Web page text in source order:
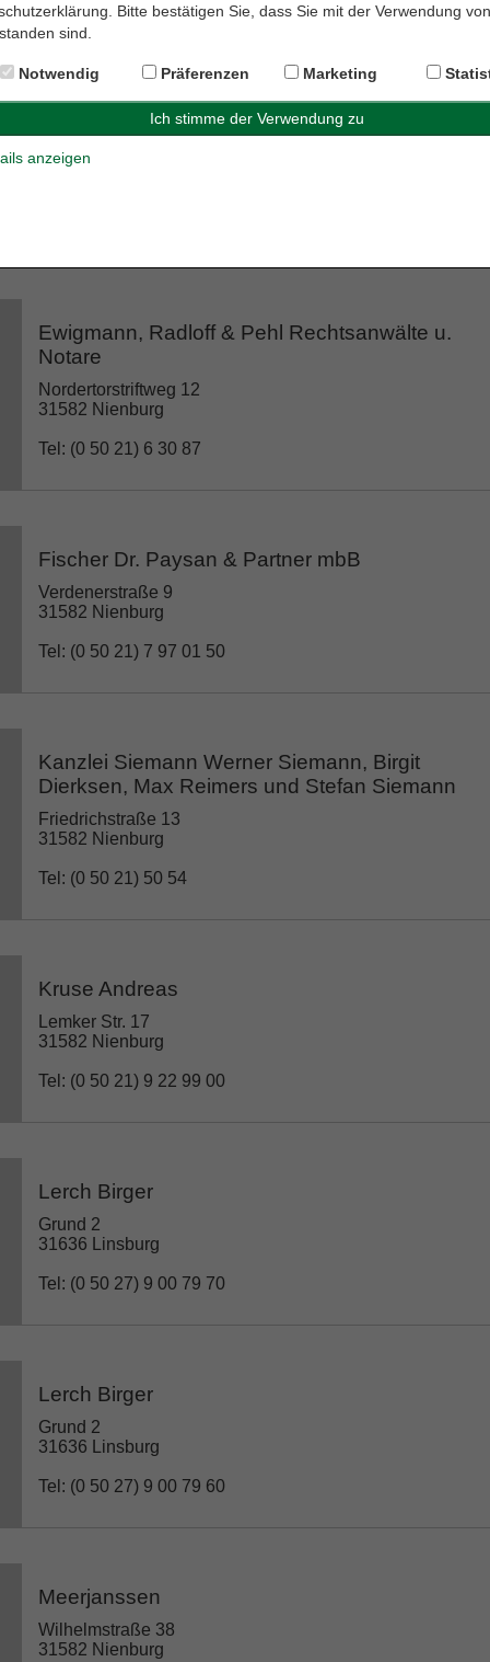
Bitte bestätigen Sie, dass Sie mit der Verwendung
sind.
Notwendig Präferenzen Marketing
anzeigen
Tel: (0 50 21) 6 00 28 08
Dr. Genthe & Dr. Hornauer GbR
Kirchplatz 10a
Ewigmann, Radloff & Pehl Rechtsanwälte u.
Notare
Nordertorstriftweg 12
31582 Nienburg
Tel: (0 50 21) 6 30 87
Fischer Dr. Paysan & Partner mbB
Verdenerstraße 9
31582 Nienburg
Tel: (0 50 21) 7 97 01 50
Kanzlei Siemann Werner Siemann, Birgit
Dierksen, Max Reimers und Stefan Siemann
Friedrichstraße 13
31582 Nienburg
Tel: (0 50 21) 50 54
Kruse Andreas
Lemker Str. 17
31582 Nienburg
Tel: (0 50 21) 9 22 99 00
Lerch Birger
Grund 2
31636 Linsburg
Tel: (0 50 27) 9 00 79 70
Lerch Birger
Grund 2
31636 Linsburg
Tel: (0 50 27) 9 00 79 60
Meerjanssen
Wilhelmstraße 38
31582 Nienburg